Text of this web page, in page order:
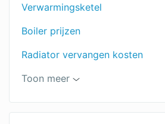
Verwarmingsketel
Boiler prijzen
Radiator vervangen kosten
Centrale verwarming prijzen
HR combiketel
Toon meer